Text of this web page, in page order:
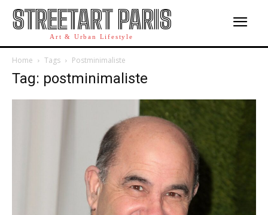
STREETART PARIS
Art & Urban Lifestyle
Home Tags Postminimaliste
Tag: postminimaliste